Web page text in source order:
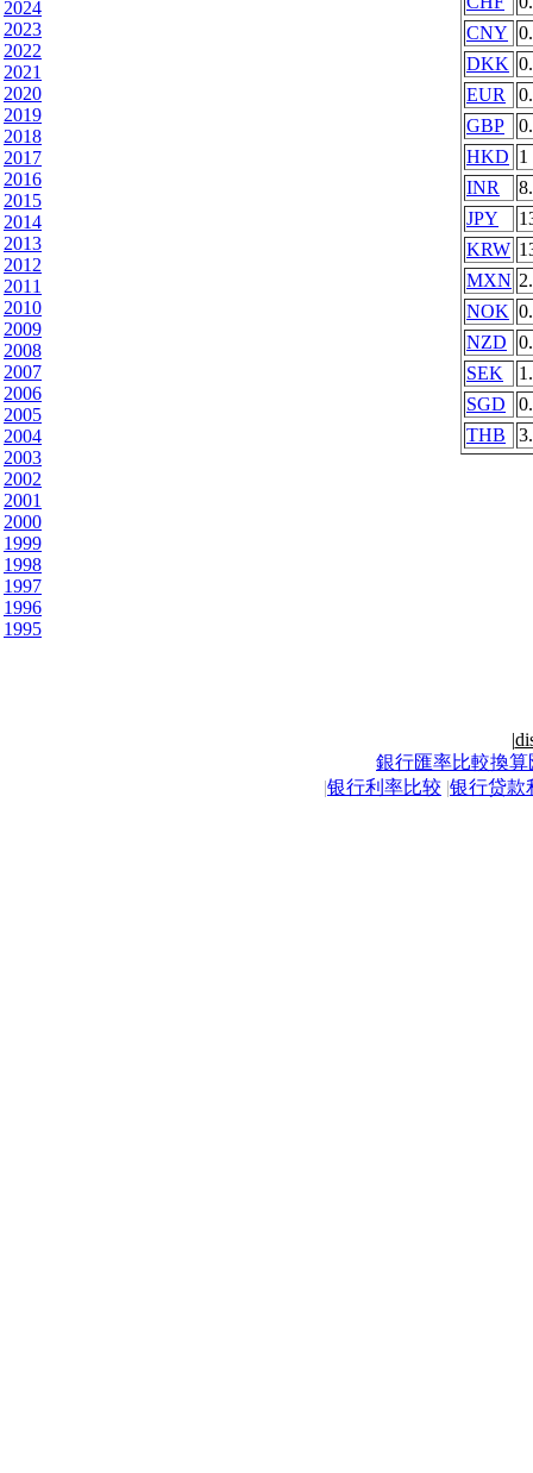
2024
2023
2022
2021
2020
2019
2018
2017
2016
2015
2014
2013
2012
2011
2010
2009
2008
2007
2006
2005
2004
2003
2002
2001
2000
1999
1998
1997
1996
1995
CNY
DKK
EUR
GBP
HKD 1
INR
JPY
KRW
MXN
NOK
NZD
SEK
SGD
THB
|
銀行匯率比較換算
|银行利率比较 |银行贷款